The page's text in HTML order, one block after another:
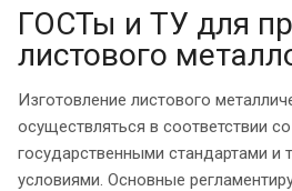
ГОСТы и ТУ для
листового
Изготовление листового
осуществляться в соответствии
государственными стандартами и
условиями. Основные